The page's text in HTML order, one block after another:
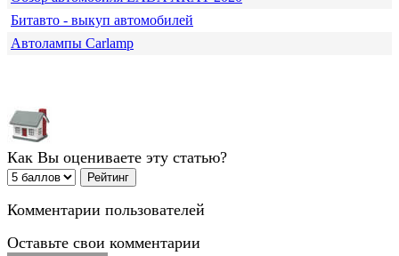
Битавто - выкуп автомобилей
Автолампы Carlamp
Как Вы оцениваете эту статью?
Комментарии пользователей
Оставьте свои комментарии